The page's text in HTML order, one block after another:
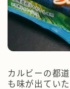
カルビーの都
も味が出てい